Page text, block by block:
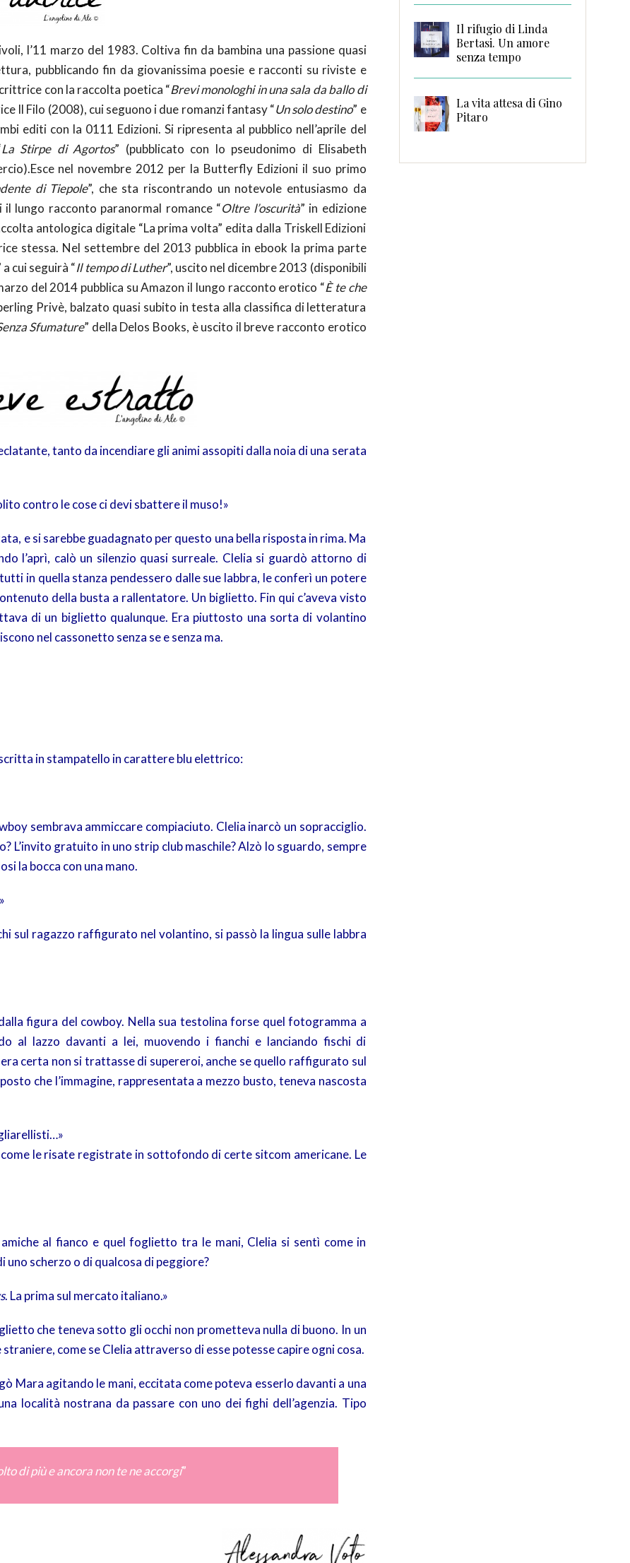
l’11 marzo del 1983. Coltiva fin da bambina una passione quasi
pubblicando fin da giovanissima poesie e racconti su riviste e
con la raccolta poetica “Brevi monologhi in una sala da ballo di
Il Filo (2008), cui seguono i due romanzi fantasy “Un solo destino” e
editi con la 0111 Edizioni. Si ripresenta al pubblico nell’aprile del
La Stirpe di Agortos” (pubblicato con lo pseudonimo di Elisabeth
nel novembre 2012 per la Butterfly Edizioni il suo primo
di Tiepole”, che sta riscontrando un notevole entusiasmo da
lungo racconto paranormal romance “Oltre l’oscurità” in edizione
antologica digitale “La prima volta” edita dalla Triskell Edizioni
stessa. Nel settembre del 2013 pubblica in ebook la prima parte
a cui seguirà “Il tempo di Luther”, uscito nel dicembre 2013 (disponibili
del 2014 pubblica su Amazon il lungo racconto erotico “È te che
Privè, balzato quasi subito in testa alla classifica di letteratura
Sfumature” della Delos Books, è uscito il breve racconto erotico
tanto da incendiare gli animi assopiti dalla noia di una serata
contro le cose ci devi sbattere il muso!»
e si sarebbe guadagnato per questo una bella risposta in rima. Ma
l’aprì, calò un silenzio quasi surreale. Clelia si guardò attorno di
in quella stanza pendessero dalle sue labbra, le conferì un potere
della busta a rallentatore. Un biglietto. Fin qui c’aveva visto
di un biglietto qualunque. Era piuttosto una sorta di volantino
nel cassonetto senza se e senza ma.
in stampatello in carattere blu elettrico:
sembrava ammiccare compiaciuto. Clelia inarcò un sopracciglio.
L’invito gratuito in uno strip club maschile? Alzò lo sguardo, sempre
la bocca con una mano.
sul ragazzo raffigurato nel volantino, si passò la lingua sulle labbra
figura del cowboy. Nella sua testolina forse quel fotogramma a
al lazzo davanti a lei, muovendo i fianchi e lanciando fischi di
certa non si trattasse di supereroi, anche se quello raffigurato sul
che l’immagine, rappresentata a mezzo busto, teneva nascosta
le risate registrate in sottofondo di certe sitcom americane. Le
al fianco e quel foglietto tra le mani, Clelia si sentì come in
scherzo o di qualcosa di peggiore?
. La prima sul mercato italiano.»
che teneva sotto gli occhi non prometteva nulla di buono. In un
come se Clelia attraverso di esse potesse capire ogni cosa.
Mara agitando le mani, eccitata come poteva esserlo davanti a una
località nostrana da passare con uno dei fighi dell’agenzia. Tipo
di più e ancora non te ne accorgi”
Il rifugio di Linda
Bertasi. Un amore
senza tempo
La vita attesa di Gino
Pitaro